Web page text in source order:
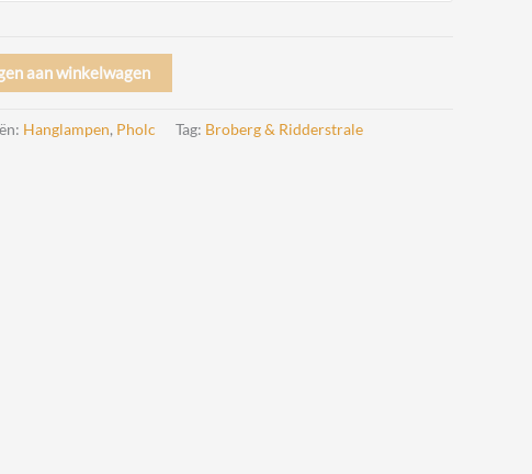
aan winkelwagen
Hanglampen, Pholc Tag: Broberg & Ridderstrale